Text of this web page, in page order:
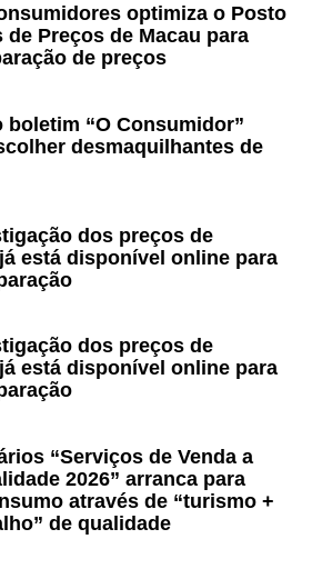
optimiza o Posto
Preços de Macau para
de preços
boletim “O Consumidor”
desmaquilhantes de
dos preços de
está disponível online para
dos preços de
está disponível online para
“Serviços de Venda a
2026” arranca para
através de “turismo +
de qualidade